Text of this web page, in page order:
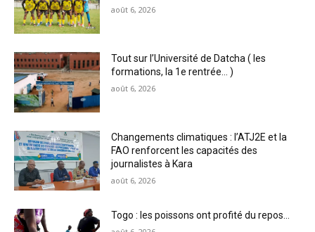
août 6, 2026
Tout sur l’Université de Datcha ( les
formations, la 1e rentrée… )
août 6, 2026
Changements climatiques : l’ATJ2E et la
FAO renforcent les capacités des
journalistes à Kara
août 6, 2026
Togo : les poissons ont profité du repos…